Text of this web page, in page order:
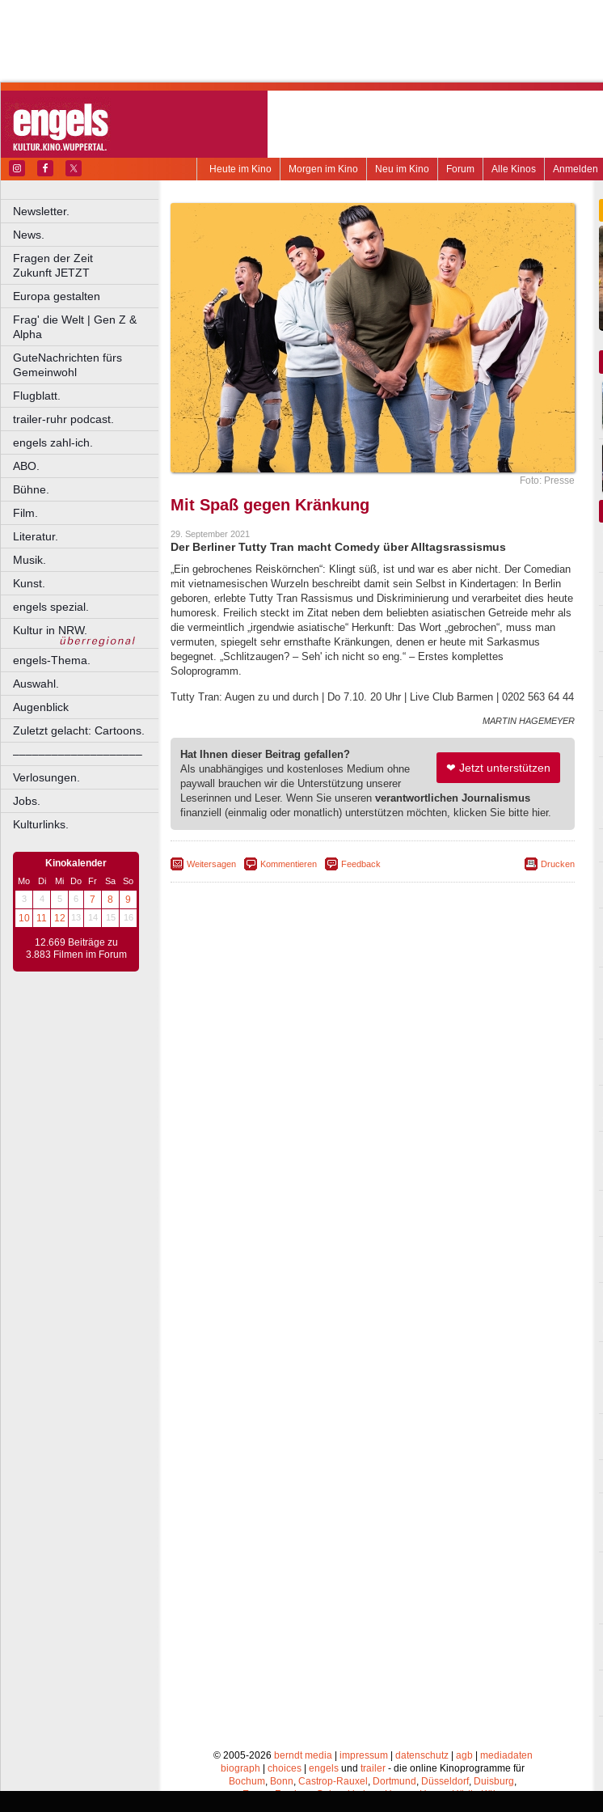
Anmelden
Alle Kinos
Forum
Neu im Kino
Morgen im Kino
Heute im Kino
Newsletter.
News.
Fragen der Zeit
Zukunft JETZT
Europa gestalten
Frag' die Welt | Gen Z &
Alpha
GuteNachrichten fürs
Gemeinwohl
Flugblatt.
trailer-ruhr podcast.
engels zahl-ich.
ABO.
Bühne.
Film.
Literatur.
Musik.
Kunst.
engels spezial.
Kultur in NRW.
engels-Thema.
Auswahl.
Augenblick
Zuletzt gelacht: Cartoons.
––––––––––––––––––––
Verlosungen.
Jobs.
Kulturlinks.
Kinokalender
Mo Di Mi Do Fr Sa
So
3
4 5 6 7 8
9
10
11 12 13 14 15 16
12.669 Beiträge zu
3.883 Filmen im Forum
Foto: Presse
Mit Spaß gegen Kränkung
29. September 2021
Der Berliner Tutty Tran macht Comedy über Alltagsrassismus
„Ein gebrochenes Reiskörnchen“: Klingt süß, ist und war es aber nicht. Der Comedian
mit vietnamesischen Wurzeln beschreibt damit sein Selbst in Kindertagen: In Berlin
geboren, erlebte Tutty Tran Rassismus und Diskriminierung und verarbeitet dies heute
humoresk. Freilich steckt im Zitat neben dem beliebten asiatischen Getreide mehr als
die vermeintlich „irgendwie asiatische“ Herkunft: Das Wort „gebrochen“, muss man
vermuten, spiegelt sehr ernsthafte Kränkungen, denen er heute mit Sarkasmus
begegnet. „Schlitzaugen? – Seh' ich nicht so eng.“ – Erstes komplettes
Soloprogramm.
Tutty Tran: Augen zu und durch | Do 7.10. 20 Uhr | Live Club Barmen | 0202 563 64 44
MARTIN HAGEMEYER
❤ Jetzt unterstützen
Hat Ihnen dieser Beitrag gefallen?
Als unabhängiges und kostenloses Medium ohne
paywall brauchen wir die Unterstützung unserer
Leserinnen und Leser. Wenn Sie unseren verantwortlichen Journalismus
finanziell (einmalig oder monatlich) unterstützen möchten, klicken Sie bitte hier.
Weitersagen Kommentieren Feedback Drucken
© 2005-2026 berndt media| impressum| datenschutz| agb| mediadaten
biograph
choices engels und trailer - die online Kinoprogramme für
Bochum, Bonn, Castrop-Rauxel , Dortmund , Düsseldorf, Duisburg,
Essen,Frechen,Gelsenkirchen,Hagen,Herne,Hürth,Köln,